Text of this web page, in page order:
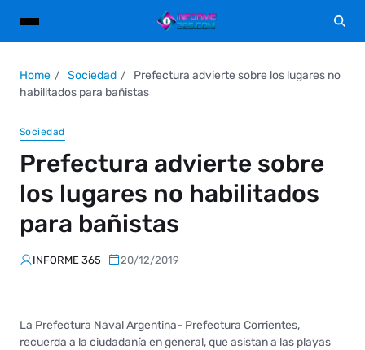
Home Sociedad
Prefectura advierte sobre los lugares no
habilitados para bañistas
Sociedad
Prefectura advierte sobre
los lugares no habilitados
para bañistas
INFORME 365 20/12/2019
La Prefectura Naval Argentina- Prefectura Corrientes,
recuerda a la ciudadanía en general, que asistan a las playas